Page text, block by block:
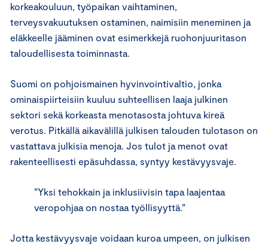
korkeakouluun, työpaikan vaihtaminen,
terveysvakuutuksen ostaminen, naimisiin meneminen ja
eläkkeelle jääminen ovat esimerkkejä ruohonjuuritason
taloudellisesta toiminnasta.
Suomi on pohjoismainen hyvinvointivaltio, jonka
ominaispiirteisiin kuuluu suhteellisen laaja julkinen
sektori sekä korkeasta menotasosta johtuva kireä
verotus. Pitkällä aikavälillä julkisen talouden tulotason on
vastattava julkisia menoja. Jos tulot ja menot ovat
rakenteellisesti epäsuhdassa, syntyy kestävyysvaje.
”Yksi tehokkain ja inklusiivisin tapa laajentaa
veropohjaa on nostaa työllisyyttä.”
Jotta kestävyysvaje voidaan kuroa umpeen, on julkisen